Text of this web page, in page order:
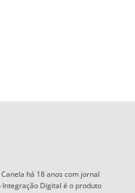
há 18 anos com jornal
Digital é o produto